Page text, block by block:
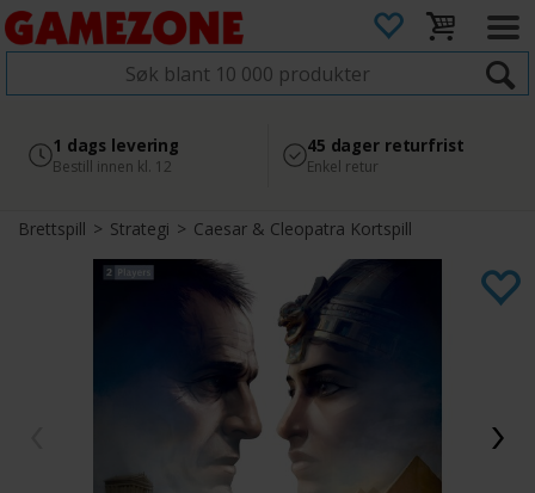
2 300+ anmeldelser på
Google
Sikker betaling
med Svea
1 dags levering
Bestill innen kl. 12
45 dager returfrist
Enkel retur
Brettspill>Strategi>Caesar & Cleopatra Kortspill